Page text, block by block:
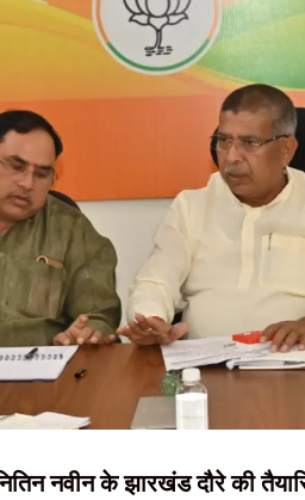
छाए रहेंगे, हल्की से मध्यम बारिश के साथ
बिशप आनंद डेविड खाल्खो के अभिषेक एवं
घेराव को भाजयुमो का समर्थन, शशांक
प्रशासन अलर्ट, मोरहाबादी मैदान में
नवीन के झारखंड दौरे की